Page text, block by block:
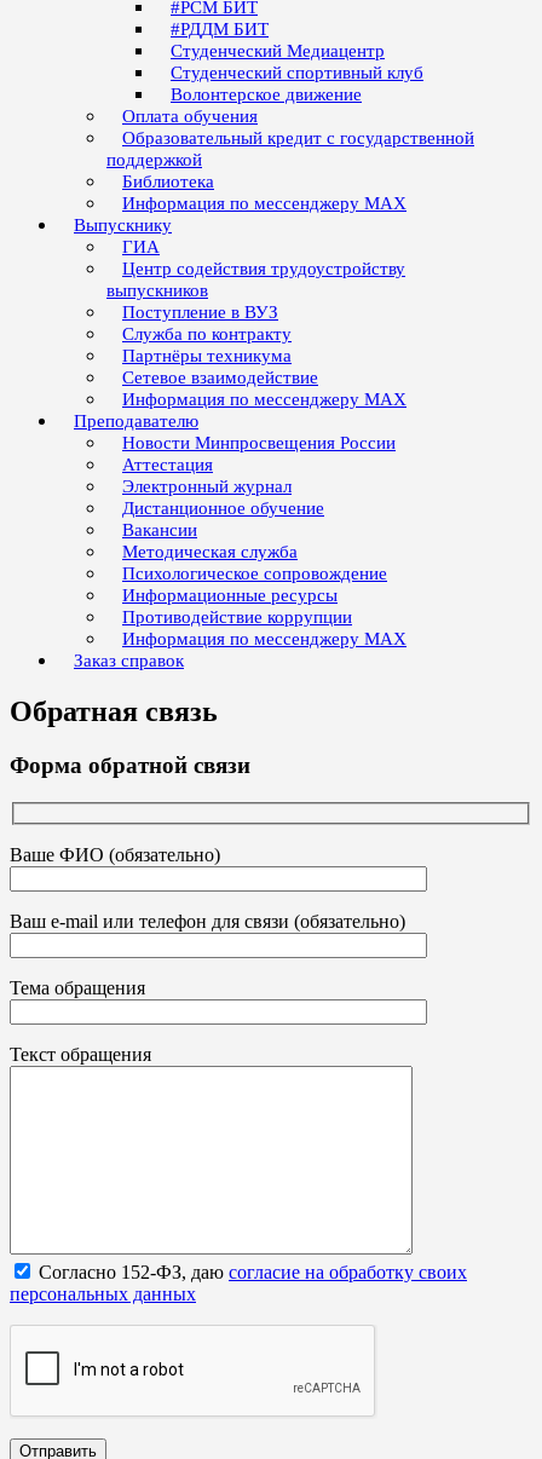
#РСМ БИТ
#РДДМ БИТ
Студенческий Медиацентр
Студенческий спортивный клуб
Волонтерское движение
Оплата обучения
Образовательный кредит с государственной
поддержкой
Библиотека
Информация по мессенджеру MAX
Выпускнику
ГИА
Центр содействия трудоустройству
выпускников
Поступление в ВУЗ
Служба по контракту
Партнёры техникума
Сетевое взаимодействие
Информация по мессенджеру MAX
Преподавателю
Новости Минпросвещения России
Аттестация
Электронный журнал
Дистанционное обучение
Вакансии
Методическая служба
Психологическое сопровождение
Информационные ресурсы
Противодействие коррупции
Информация по мессенджеру MAX
Заказ справок
Обратная связь
Форма обратной связи
Ваше ФИО (обязательно)
Ваш e-mail или телефон для связи (обязательно)
Тема обращения
Текст обращения
Согласно 152-ФЗ, даю согласие на обработку своих
персональных данных